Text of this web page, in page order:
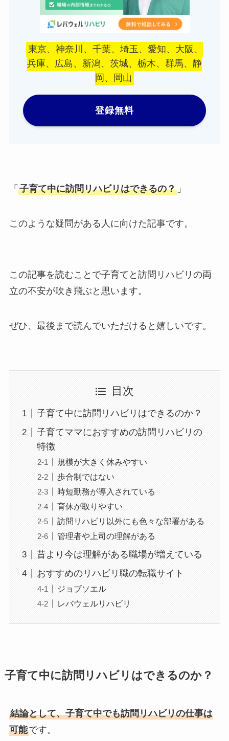
東京、神奈川、千葉、埼玉、愛知、大阪、
兵庫、広島、新潟、茨城、栃木、群馬、静
岡、岡山
登録無料
「 子育て中に訪問リハビリはできるの？」
このような疑問がある人に向けた記事です。
この記事を読むことで子育てと訪問リハビリの両
立の不安が吹き飛ぶと思います。
ぜひ、最後まで読んでいただけると嬉しいです。
目次
子育て中に訪問リハビリはできるのか？
子育てママにおすすめの訪問リハビリの
特徴
規模が大きく休みやすい
歩合制ではない
時短勤務が導入されている
育休が取りやすい
訪問リハビリ以外にも色々な部署がある
管理者や上司の理解がある
昔より今は理解がある職場が増えている
おすすめのリハビリ職の転職サイト
ジョブソエル
レバウェルリハビリ
子育て中に訪問リハビリはできるのか？
結論として、子育て中でも訪問リハビリの仕事は
可能です。